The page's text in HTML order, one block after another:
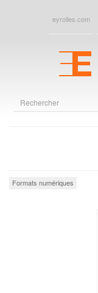
eyrolles.com
Formats numériques